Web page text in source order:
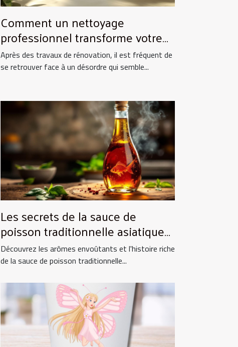
Comment un nettoyage
professionnel transforme votre
espace après rénovation ?
Après des travaux de rénovation, il est fréquent de
se retrouver face à un désordre qui semble...
Les secrets de la sauce de
poisson traditionnelle asiatique
et ses utilisations culinaires
Découvrez les arômes envoûtants et l'histoire riche
de la sauce de poisson traditionnelle...